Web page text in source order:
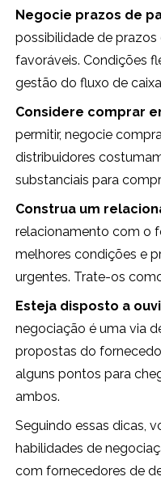
Negocie prazos de
possibilidade de
favoráveis. Condições
gestão do fluxo de
Considere comprar
permitir, negocie
distribuidores
substanciais para
Construa um
relacionamento com o
melhores condições e
urgentes. Trate-os
Esteja disposto a
negociação é uma via
propostas do
alguns pontos para
ambos.
Seguindo essas dicas,
habilidades de
com fornecedores de